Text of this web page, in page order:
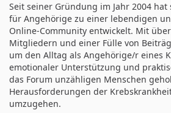
Seit seiner Gründung im Jahr 2004
für Angehörige zu einer lebendigen
Online-Community entwickelt. Mit
Mitgliedern und einer Fülle von
um den Alltag als Angehörige/r eines
emotionaler Unterstützung und
das Forum unzähligen Menschen
Herausforderungen der
umzugehen.